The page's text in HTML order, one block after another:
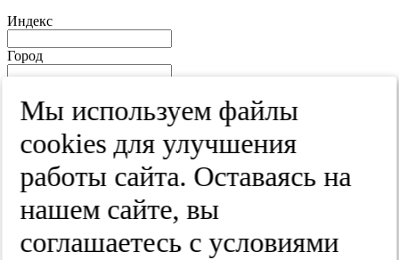
Индекс
Город
Улица
Квартира
Мы используем файлы
cооkies для улучшения
работы сайта. Оставаясь на
нашем сайте, вы
соглашаетесь с условиями